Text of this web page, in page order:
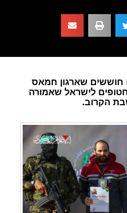
חוששים שארגון חמאס
לישראל שאמורה
הקרוב.